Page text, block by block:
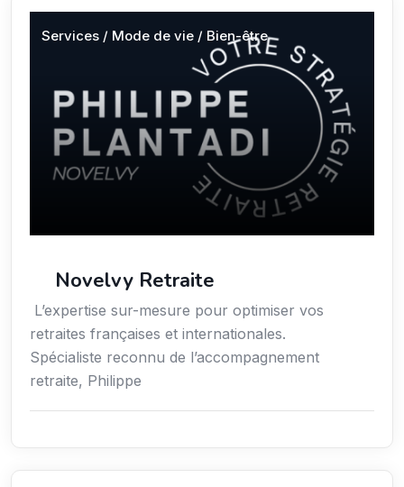
Services / Mode de vie / Bien-être
Novelvy Retraite
L’expertise sur-mesure pour optimiser vos
retraites françaises et internationales.
Spécialiste reconnu de l’accompagnement
retraite, Philippe